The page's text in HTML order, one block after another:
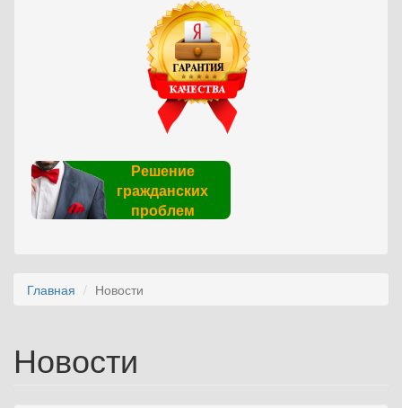
Решение
гражданских
проблем
Главная Новости
Новости